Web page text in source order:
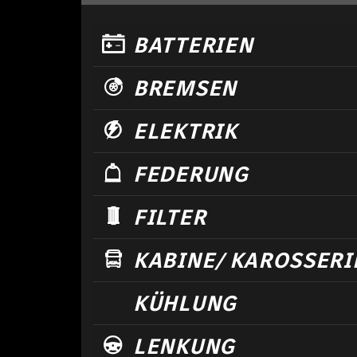
BATTERIEN
BREMSEN
ELEKTRIK
FEDERUNG
FILTER
KABINE/
KÜHLUNG
LENKUNG